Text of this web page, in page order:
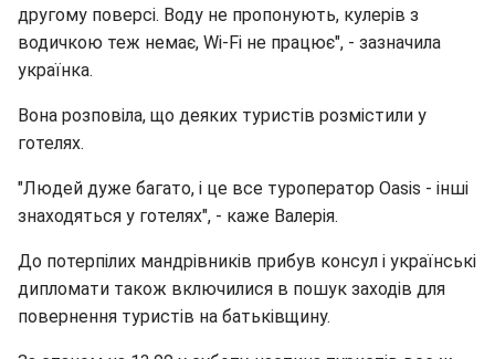
другому поверсі. Воду не пропонують, кулерів з
водичкою теж немає, Wi-Fi не працює", - зазначила
українка.
Вона розповіла, що деяких туристів розмістили у
готелях.
"Людей дуже багато, і це все туроператор Oasis - інші
знаходяться у готелях", - каже Валерія.
До потерпілих мандрівників прибув консул і українські
дипломати також включилися в пошук заходів для
повернення туристів на батьківщину.